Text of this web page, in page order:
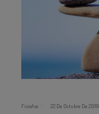
FisioAso 22 De Octubre De 2019